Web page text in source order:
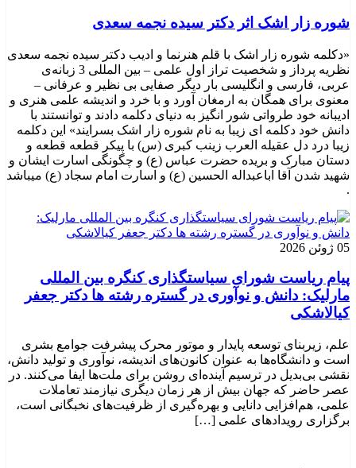
شوره زار اشک اثر دکتر سیده نجمه سعدی
«دکلمه شوره زار اشک با قلم هنرنما و ادیب دکتر سیده نجمه سعدی
نظریه پرداز و شخصیت تراز اول علمی – بین المللی 3 زبانه‌ی
عربی، فارسی و انگلیسی بار دیگر صفایی بی نظیر و عرفانی –
معنوی برای همگان به ارمغان آورد و با خرد و اندیشه علمی هنری و
ادیبانه خود طرواتی شور انگیز به دنیای دکلمه دادند و توانستند با
دانش خود دکلمه ای زیبا به نام شوره زار اشک بسرایند» این دکلمه
زیبا درد دل عقیله العرب زینب کبری (س) با پیکر قطعه قطعه و
دستان مبارک و بریده حضرت عباس (ع) و چگونگی اسارت ایشان و
شهید شدن آقا اباعبداله الحسین (ع) و اسارت امام سجاد (ع) میباشد
.
05 ژوئن 2026
پیام ریاست شورای سیاستگذاری کنگره بین المللی
مارلیک: دانش و نوآوری در گستره رشته ها دکتر جعفر
کیالاشکی
علم، زیربنای توسعه پایدار و موتور محرک پیشرفت جوامع بشری
است و دانشگاه‌ها به عنوان کانون‌های اندیشه، نوآوری و تولید دانش،
نقشی بی‌بدیل در ترسیم آینده‌ای روشن برای ملت‌ها ایفا می‌کنند. در
عصر حاضر که جهان بیش از هر زمان دیگری نیازمند تعاملات
علمی، هم‌افزایی دانایی و بهره‌گیری از ظرفیت‌های نخبگانی است،
برگزاری رویدادهای علمی […]